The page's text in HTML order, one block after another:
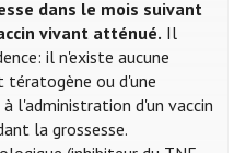
dans le mois suivant
vivant atténué. Il
il n'existe aucune
tératogène ou d'une
l'administration d'un vaccin
la grossesse.